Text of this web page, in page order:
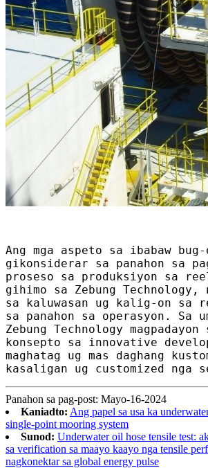
Ang mga aspeto sa ibabaw bug-
gikonsiderar sa panahon sa
proseso sa produksiyon sa
gihimo sa Zebung Technology,
sa kaluwasan ug kalig-on sa
sa panahon sa operasyon. Sa
Zebung Technology
konsepto sa innovative
maghatag ug mas daghang
kasaligan ug customized nga
Panahon sa pag-post: Mayo-16-2024
Kaniadto: Ang papel sa usa ka
single-point mooring system
Sunod: Underwater oil hose tensile test:
sa verification sa maayo kaayo nga tensile
nagkonektar sa global energy pulse